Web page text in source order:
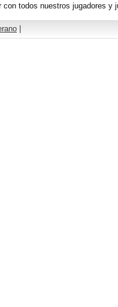
con todos nuestros jugadores y